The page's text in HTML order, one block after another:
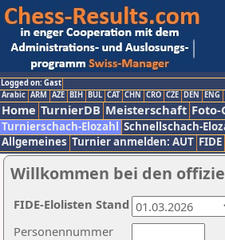
Logged on: Gast
Arabic ARM AZE BIH BUL CAT CHN CRO CZE DEN ENG
Home TurnierDB Meisterschaft Foto-
Turnierschach-Elozahl Schnellschach-
Allgemeines Turnier anmelden: AUT FIDE
Willkommen bei den
Personennummer
FIDE-Elolisten Stand